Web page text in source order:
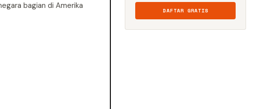
bagian di Amerika
DAFTAR GRATIS